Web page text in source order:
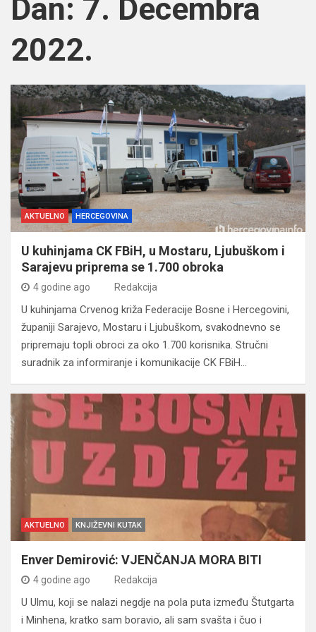
Dan: 7. Decembra
2022.
AKTUELNO HERCEGOVINA
U kuhinjama CK FBiH, u Mostaru, Ljubuškom i
Sarajevu priprema se 1.700 obroka
4 godine ago Redakcija
U kuhinjama Crvenog križa Federacije Bosne i Hercegovini,
županiji Sarajevo, Mostaru i Ljubuškom, svakodnevno se
pripremaju topli obroci za oko 1.700 korisnika. Stručni
suradnik za informiranje i komunikacije CK FBiH…
AKTUELNO KNJIŽEVNI KUTAK
Enver Demirović: VJENČANJA MORA BITI
4 godine ago Redakcija
U Ulmu, koji se nalazi negdje na pola puta između Štutgarta
i Minhena, kratko sam boravio, ali sam svašta i čuo i